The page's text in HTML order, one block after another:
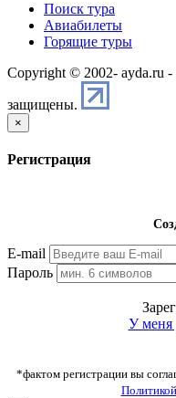
Поиск тура
Авиабилеты
Горящие туры
Copyright © 2002- ayda.ru
защищены.
×
Регистрация
E-mail
Пароль
У меня
*фактом регистрации вы